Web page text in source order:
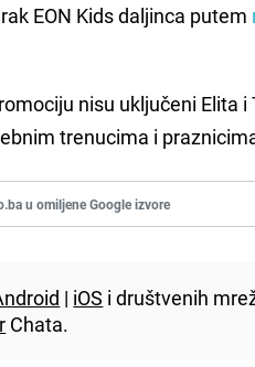
EON Kids daljinca putem
nisu uključeni Elita i
trenucima i
u omiljene Google izvore
| iOS i društvenih
Chata.